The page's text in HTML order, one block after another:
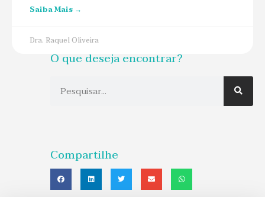
Saiba Mais →
Dra. Raquel Oliveira
O que deseja encontrar?
Compartilhe